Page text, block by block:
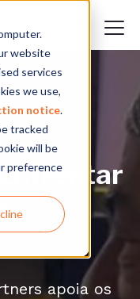
website
services
we use,
notice.
tracked
will be
preference
apoia os